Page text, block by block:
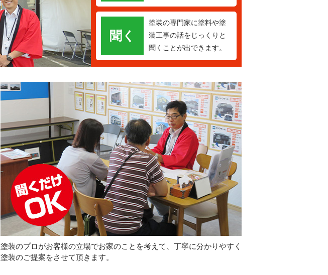
聞く
塗装の専門家に塗料や塗
装工事の話をじっくりと
聞くことが出できます。
塗装のプロがお客様の立場でお家のことを考えて、丁寧に分かりやすく
塗装のご提案をさせて頂きます。